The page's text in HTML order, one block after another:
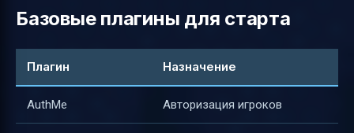
Базовые плагины для старта
Плагин Назначение
AuthMe Авторизация игроков